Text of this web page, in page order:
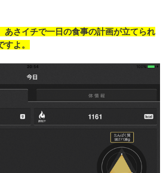
あさイチで一日の食事の計画が立てられ
よ。